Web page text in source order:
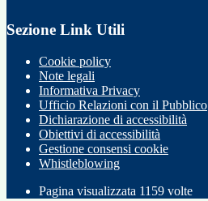
Sezione Link Utili
Cookie policy
Note legali
Informativa Privacy
Ufficio Relazioni con il Pubblico
Dichiarazione di accessibilità
Obiettivi di accessibilità
Gestione consensi cookie
Whistleblowing
Pagina visualizzata 1159 volte